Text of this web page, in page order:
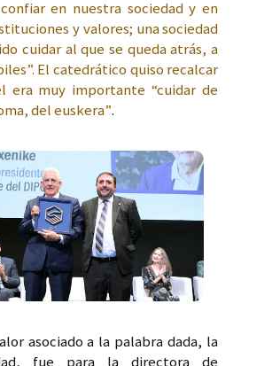
en nuestra sociedad y en
y valores; una sociedad
cuidar al que se queda atrás, a
El catedrático quiso recalcar
era muy importante “cuidar de
del euskera”.
asociado a la palabra dada, la
fue para la directora de